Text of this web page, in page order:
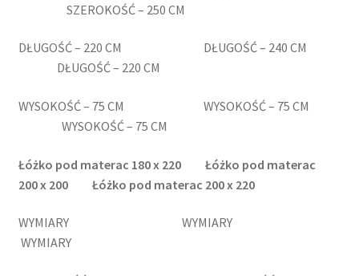
SZEROKOŚĆ – 250 CM
DŁUGOŚĆ – 220 CM DŁUGOŚĆ – 240 CM
DŁUGOŚĆ – 220 CM
WYSOKOŚĆ – 75 CM WYSOKOŚĆ – 75 CM
WYSOKOŚĆ – 75 CM
Łóżko pod materac 180x 220 Łóżko pod materac
200x 200 Łóżko pod materac 200x 220
WYMIARY WYMIARY
WYMIARY